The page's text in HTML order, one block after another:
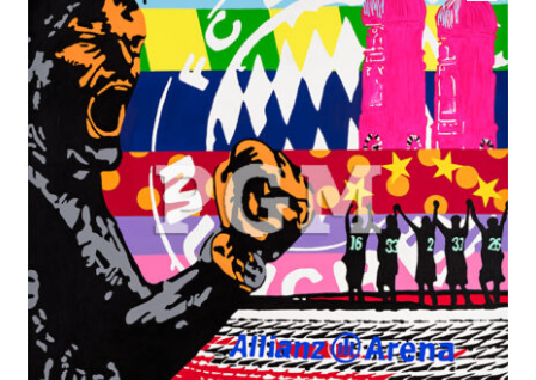
Rahmen & Einrahmung
Firmenservice – Kunst für Büro, Praxis, Kanzlei
Referenzen
Galerie
Jobs
Kontakt
öffnen